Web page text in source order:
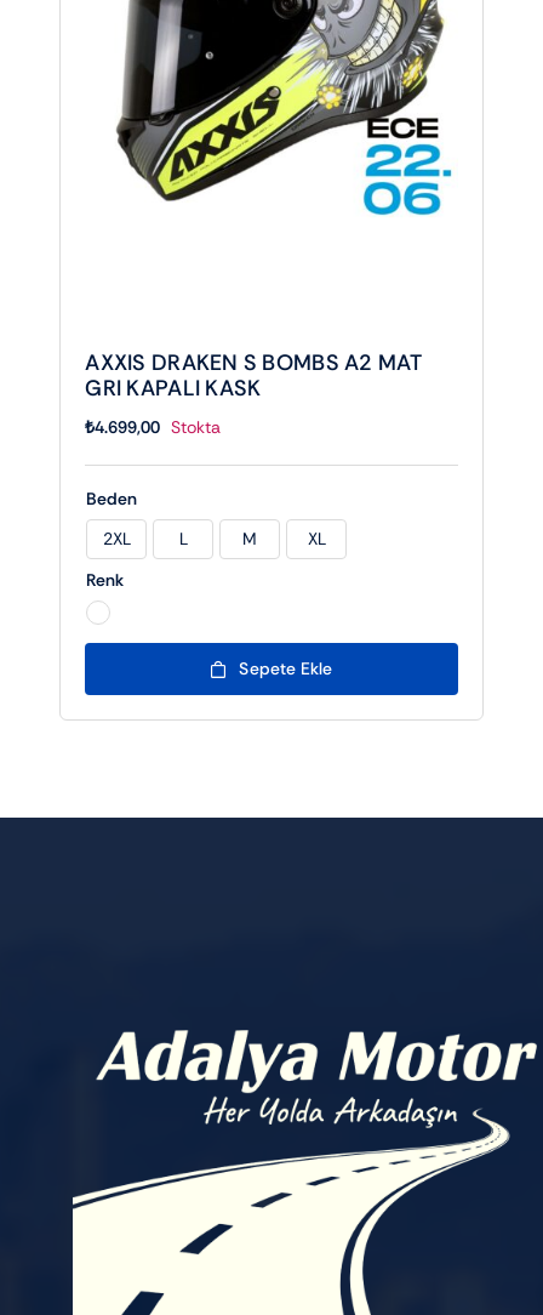
AXXIS DRAKEN S BOMBS A2 MAT
GRI KAPALI KASK
₺4.699,00 Stokta
Beden
2XL L M
XL
Renk
Sepete Ekle